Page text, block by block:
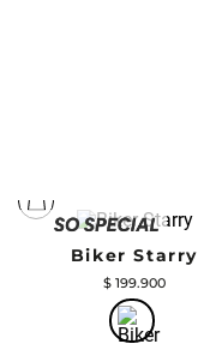
Biker Starry
$ 199.900